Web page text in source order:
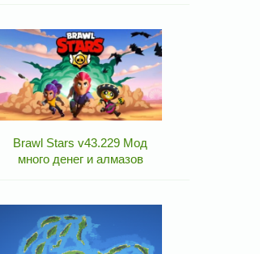
Brawl Stars v43.229 Мод
много денег и алмазов